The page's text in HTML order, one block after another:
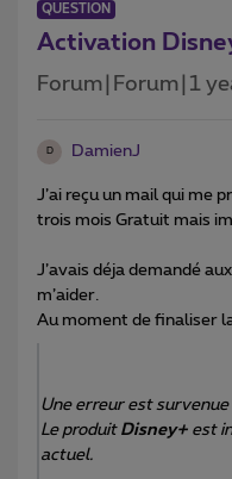
QUESTION
Activation
Forum|Forum|1
D DamienJ
J’ai reçu un mail qui me
trois mois Gratuit mais
J’avais déja demandé
m’aider.
Au moment de finaliser
Une erreur est survenue
Le produit Disney+ est
actuel.